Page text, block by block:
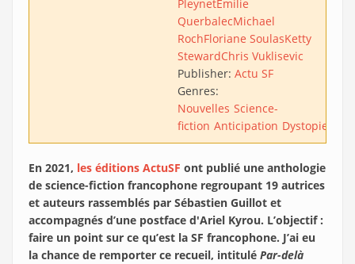
PleynetÉmilie
QuerbalecMichael
RochFloriane SoulasKetty
StewardChris Vuklisevic
Publisher: Actu SF
Genres:
Nouvelles Science-
fiction Anticipation Dystopie
En 2021, les éditions ActuSF ont publié une anthologie
de science-fiction francophone regroupant 19 autrices
et auteurs rassemblés par Sébastien Guillot et
accompagnés d’une postface d'Ariel Kyrou. L’objectif :
faire un point sur ce qu’est la SF francophone. J’ai eu
la chance de remporter ce recueil, intitulé Par-delà